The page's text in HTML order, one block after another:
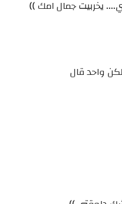
يخربيت جمال امك ))
واحد قال